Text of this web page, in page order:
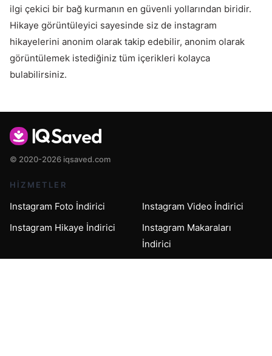
ilgi çekici bir bağ kurmanın en güvenli yollarından biridir.
Hikaye görüntüleyici sayesinde siz de instagram
hikayelerini anonim olarak takip edebilir, anonim olarak
görüntülemek istediğiniz tüm içerikleri kolayca
bulabilirsiniz.
© 2020-2026 iqsaved.com
HIZMETLER
Instagram Foto İndirici
Instagram Video İndirici
Instagram Hikaye İndirici
Instagram Makaraları
İndirici